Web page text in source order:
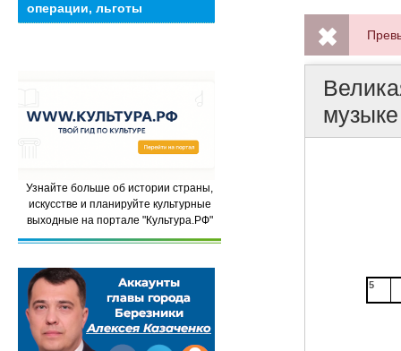
операции, льготы
Узнайте больше об истории страны,
искусстве и планируйте культурные
выходные на портале "Культура.РФ"